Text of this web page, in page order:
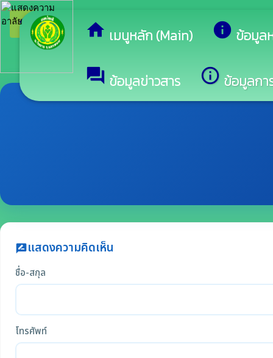
home เมนูหลัก (Main) info ข้อมูล
forum ข้อมูลข่าวสาร info_outline ข้อมูลก
arrow_back_iosกลับเมนูหลัก
rate_reviewแสดงความคิดเห็น
ชื่อ-สกุล
โทรศัพท์